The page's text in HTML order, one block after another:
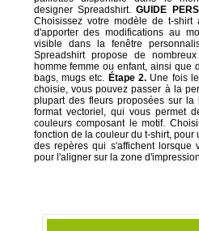
designer Spreadshirt.GUIDE
Choisissez votre modèle de t-
d'apporter des modifications au
visible dans la fenêtre
Spreadshirt propose de
homme femme ou enfant, ainsi que
bags, mugs etc. Étape 2. Une fois
choisie, vous pouvez passer à la
plupart des fleurs proposées sur la
format vectoriel, qui vous permet
couleurs composant le motif.
fonction de la couleur du t-shirt, pour
des repères qui s'affichent lorsque
pour l'aligner sur la zone